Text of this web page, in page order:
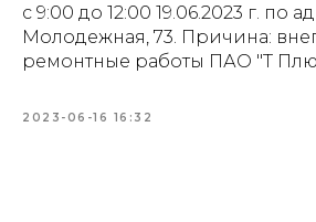
с 9:00 до 12:00 19.06.2023 г. по
Молодежная, 73. Причина:
ремонтные работы ПАО "Т
2023-06-16 16:32